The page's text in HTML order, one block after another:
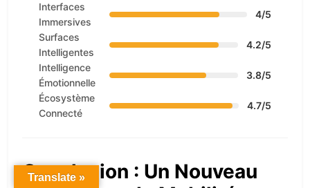
Interfaces
Immersives
4/5
Surfaces
Intelligentes
4.2/5
Intelligence
Émotionnelle
3.8/5
Écosystème
Connecté
4.7/5
Conclusion : Un Nouveau
Translate »